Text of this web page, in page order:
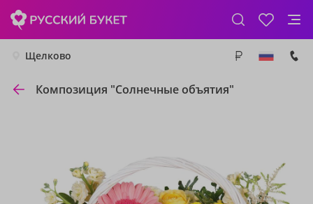
Щелково
Композиция "Солнечные объятия"